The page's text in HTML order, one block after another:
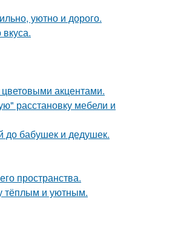
уютно и дорого.
акцентами.
расстановку мебели и
до бабушек и дедушек.
пространства.
тёплым и уютным.